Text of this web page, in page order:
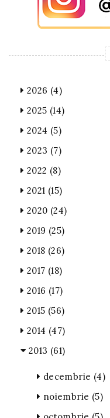
2026 (4)
2025 (14)
2024 (5)
2023 (7)
2022 (8)
2021 (15)
2020 (24)
2019 (25)
2018 (26)
2017 (18)
2016 (17)
2015 (56)
2014 (47)
2013 (61)
decembrie (4)
noiembrie (5)